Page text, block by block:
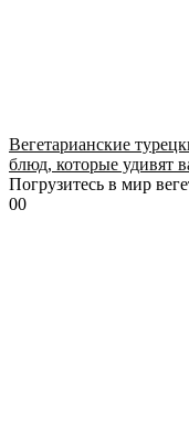
Вегетарианские
блюд, которые удивят
Погрузитесь в мир
00